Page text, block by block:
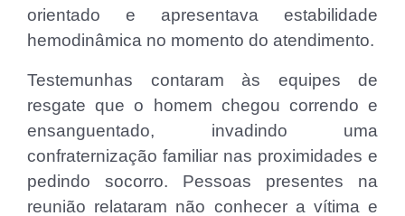
orientado e apresentava estabilidade
hemodinâmica no momento do atendimento.
Testemunhas contaram às equipes de
resgate que o homem chegou correndo e
ensanguentado, invadindo uma
confraternização familiar nas proximidades e
pedindo socorro. Pessoas presentes na
reunião relataram não conhecer a vítima e